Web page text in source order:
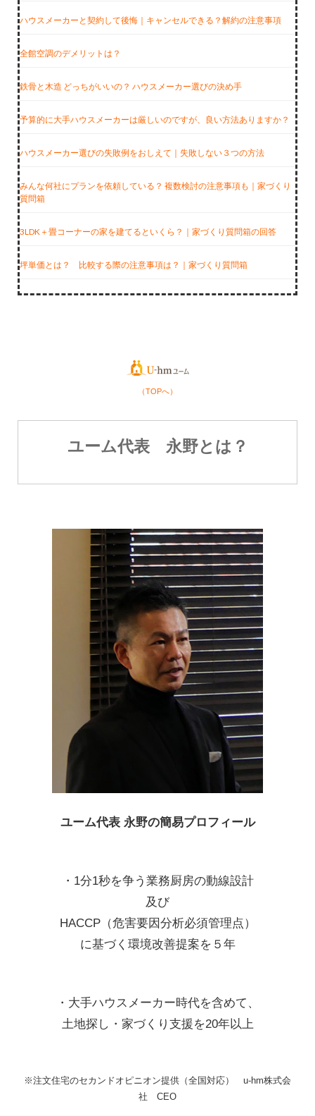
ハウスメーカーと契約して後悔｜キャンセルできる？解約の注意事項
全館空調のデメリットは？
鉄骨と木造 どっちがいいの？ ハウスメーカー選びの決め手
予算的に大手ハウスメーカーは厳しいのですが、良い方法ありますか？
ハウスメーカー選びの失敗例をおしえて｜失敗しない３つの方法
みんな何社にプランを依頼している？ 複数検討の注意事項も｜家づくり
質問箱
3LDK＋畳コーナーの家を建てるといくら？｜家づくり質問箱の回答
坪単価とは？ 比較する際の注意事項は？｜家づくり質問箱
（TOPへ）
ユーム代表 永野とは？
ユーム代表 永野の簡易プロフィール
・1分1秒を争う業務厨房の動線設計
及び
HACCP（危害要因分析必須管理点）
に基づく環境改善提案を５年
・大手ハウスメーカー時代を含めて、
土地探し・家づくり支援を20年以上
※注文住宅のセカンドオピニオン提供（全国対応） u-hm株式会
社 CEO